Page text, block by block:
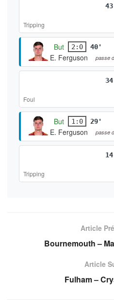
Tripping
But 2:0 40'
E. Ferguson passe
Foul
But 1:0 29'
E. Ferguson passe
Tripping
Article
Bournemouth –
Article
Fulham –